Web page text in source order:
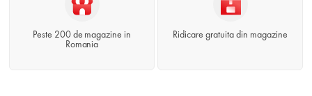
Peste 200 de magazine in
Romania
Ridicare gratuita din magazine